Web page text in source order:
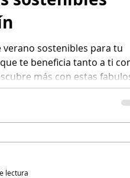
verano sostenibles para tu
te beneficia tanto a ti
más con estas
verano eco-chic para tu
lectura